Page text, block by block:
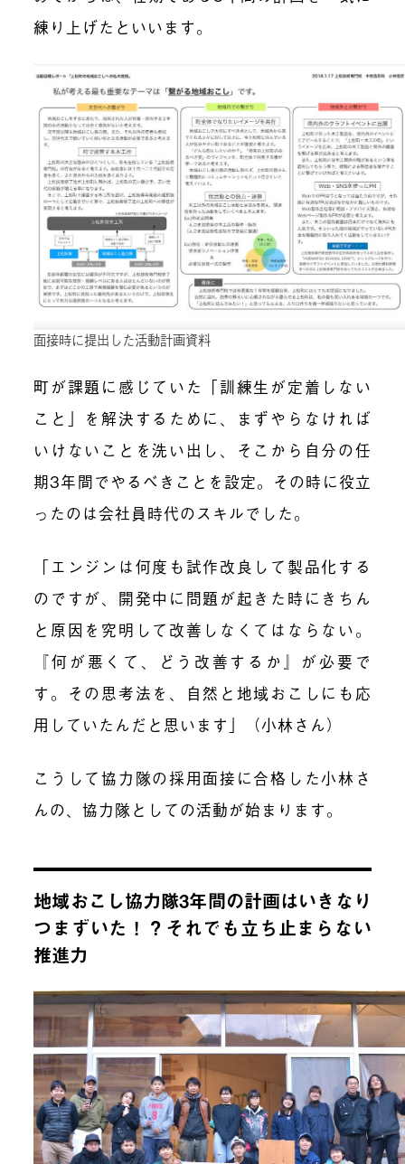
練り上げた といいます。
面接時に提出した活動計画資料
町が課題に感じていた「訓練生が定着しない
こと」を解決するために、まずやらなければ
いけないことを洗い出し、そこから自分の任
期3年間でやるべきことを設定。その時に役立
ったのは会社員時代のスキルでした。
「エンジンは何度も試作改良して製品化する
のですが、開発中に問題が起きた時にきちん
と原因を究明して改善しなくてはならない。
『何が悪くて、どう改善するか』が必要で
す。その思考法を、自然と地域おこしにも応
用していたんだと思います」（小林さん）
こうして協力隊の採用面接に合格した小林さ
んの、協力隊としての活動が始まります。
地域おこし協力隊3年間の計画はいきなり
つまずいた！？それでも立ち止まらない
推進力